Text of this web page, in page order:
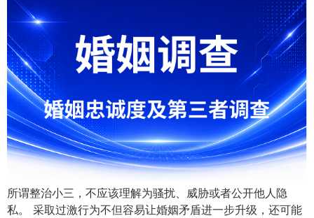
所谓整治小三，不应该理解为骚扰、威胁或者公开他人隐
私。 采取过激行为不但容易让婚姻矛盾进一步升级，还可能